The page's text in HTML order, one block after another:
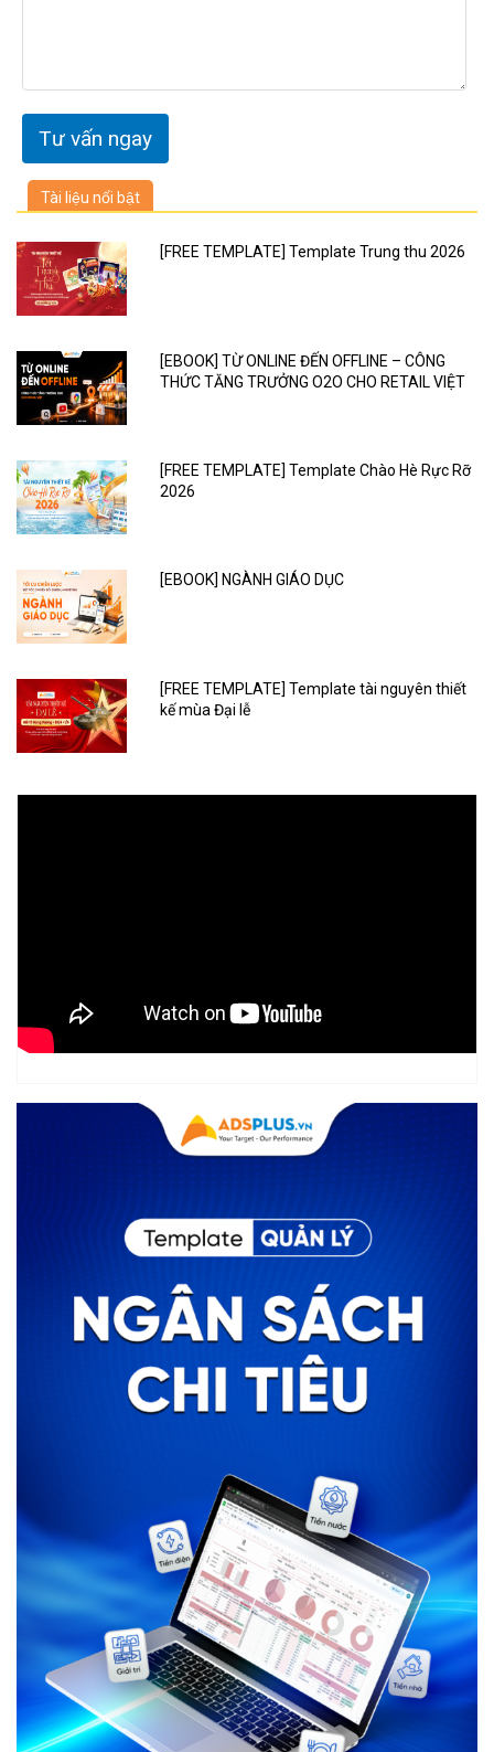
Tài liệu nổi bật
[FREE TEMPLATE] Template Trung thu 2026
[EBOOK] TỪ ONLINE ĐẾN OFFLINE – CÔNG
THỨC TĂNG TRƯỞNG O2O CHO RETAIL VIỆT
[FREE TEMPLATE] Template Chào Hè Rực Rỡ
2026
[EBOOK] NGÀNH GIÁO DỤC
[FREE TEMPLATE] Template tài nguyên thiết
kế mùa Đại lễ